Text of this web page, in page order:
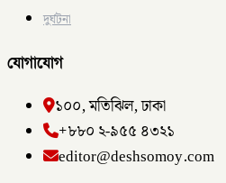
দুর্ঘটনা
যোগাযোগ
১০০, মতিঝিল, ঢাকা
+৮৮০ ২-৯৫৫ ৪৩২১
editor@deshsomoy.com